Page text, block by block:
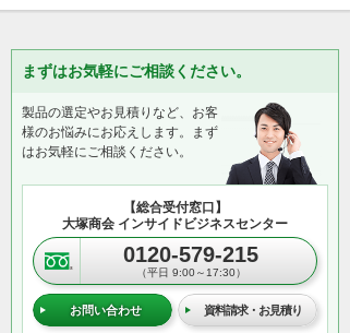
まずはお気軽にご相談ください。
製品の選定やお見積りなど、お客
様のお悩みにお応えします。まず
はお気軽にご相談ください。
【総合受付窓口】
大塚商会 インサイドビジネスセンター
0120-579-215
（平日 9:00～17:30）
お問い合わせ 資料請求・お見積り